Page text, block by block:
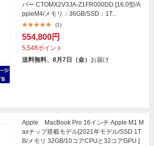
バー CTOMX2V3JA-Z1FR000DD [16.0型/A
ppleM4/メモリ：36GB/SSD：1T...
(1)
554,800円
5,548ポイント
送料無料、8月7日（金） お届け
Apple MacBook Pro 16インチ Apple M1 M
axチップ搭載モデル[2021年モデル/SSD 1T
B/メモリ 32GB/10コアCPUと32コアGPU ]